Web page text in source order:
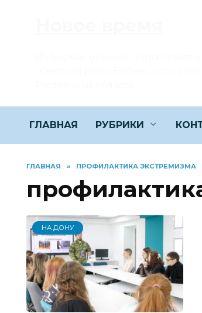
ГЛАВНАЯ РУБРИКИ
ГЛАВНАЯ » ПРОФИЛАКТИКА ЭКСТРЕМИЗМА
НА ДОНУ